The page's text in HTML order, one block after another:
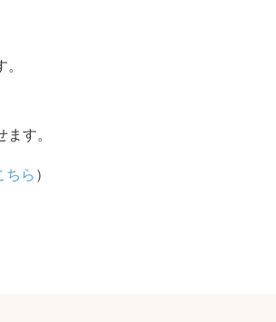
す。
ちら）